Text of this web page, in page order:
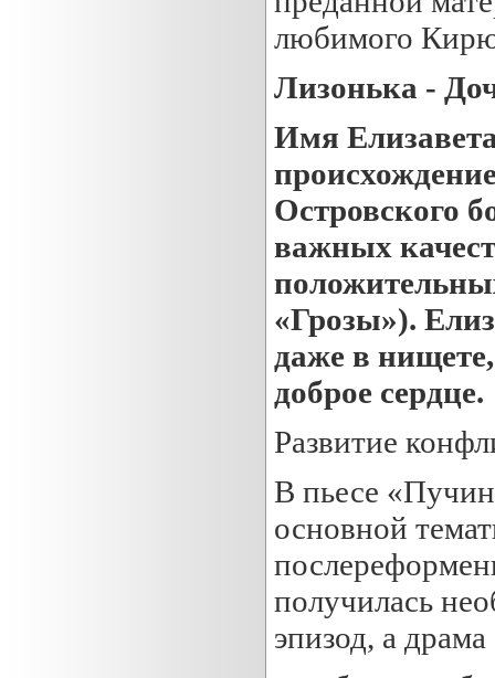
любимого
Лизонька -
Имя
Островского
важных
«Грозы»).
даже в
доброе сердце.
Развитие
В пьесе
основной
получилась
эпизод, а драма